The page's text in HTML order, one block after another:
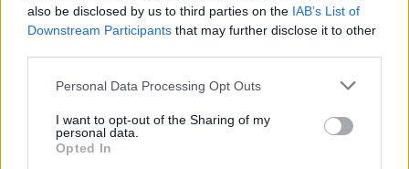
also be disclosed by us to third parties on the IAB’s List of
Downstream Participants that may further disclose it to other
Please note that this website/app uses one or more Google
not limited to your visit or usage behaviour. You may click to
grant or deny consent to Google and its third-party tags to
use your data for below specified purposes in below Google
Personal Data Processing Opt Outs
I want to opt-out of the Sharing of my
personal data.
Opted In
Bocciature scolastiche: i casi giudiziari che hanno
fatto discutere